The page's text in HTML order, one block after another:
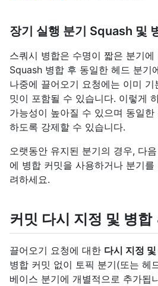
장기 실행 분기 Squash 및
스쿼시 병합은 수명이 짧은 분기에
Squash 병합 후 동일한 헤드 분기
나중에 끌어오기 요청에는 이미
밋이 포함될 수 있습니다. 이렇게
가능성이 높아질 수 있으며 동일
하도록 강제할 수 있습니다.
오랫동안 유지된 분기의 경우, 다
에 병합 커밋을 사용하거나 분기
려하세요.
커밋 다시 지정 및 병합
끌어오기 요청에 대한 다시 지정
병합 커밋 없이 토픽 분기(또는 헤
베이스 분기에 개별적으로 추가됩